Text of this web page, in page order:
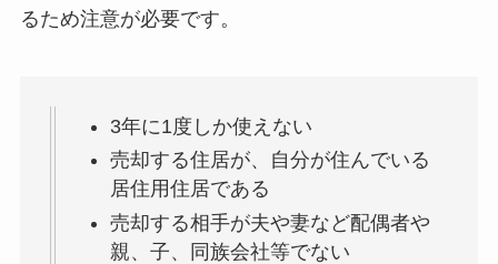
るため注意が必要です。
3年に1度しか使えない
売却する住居が、自分が住んでいる
居住用住居である
売却する相手が夫や妻など配偶者や
親、子、同族会社等でない